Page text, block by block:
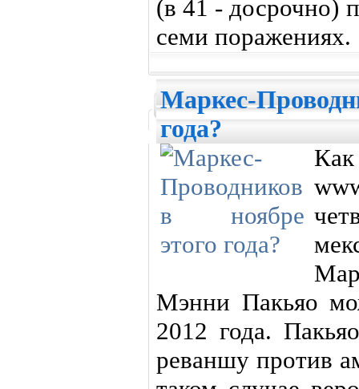
(в 41 - досрочно)
семи поражениях.
Маркес-
года?
Мэнни Пакьяо
2012 года.
реваншу против